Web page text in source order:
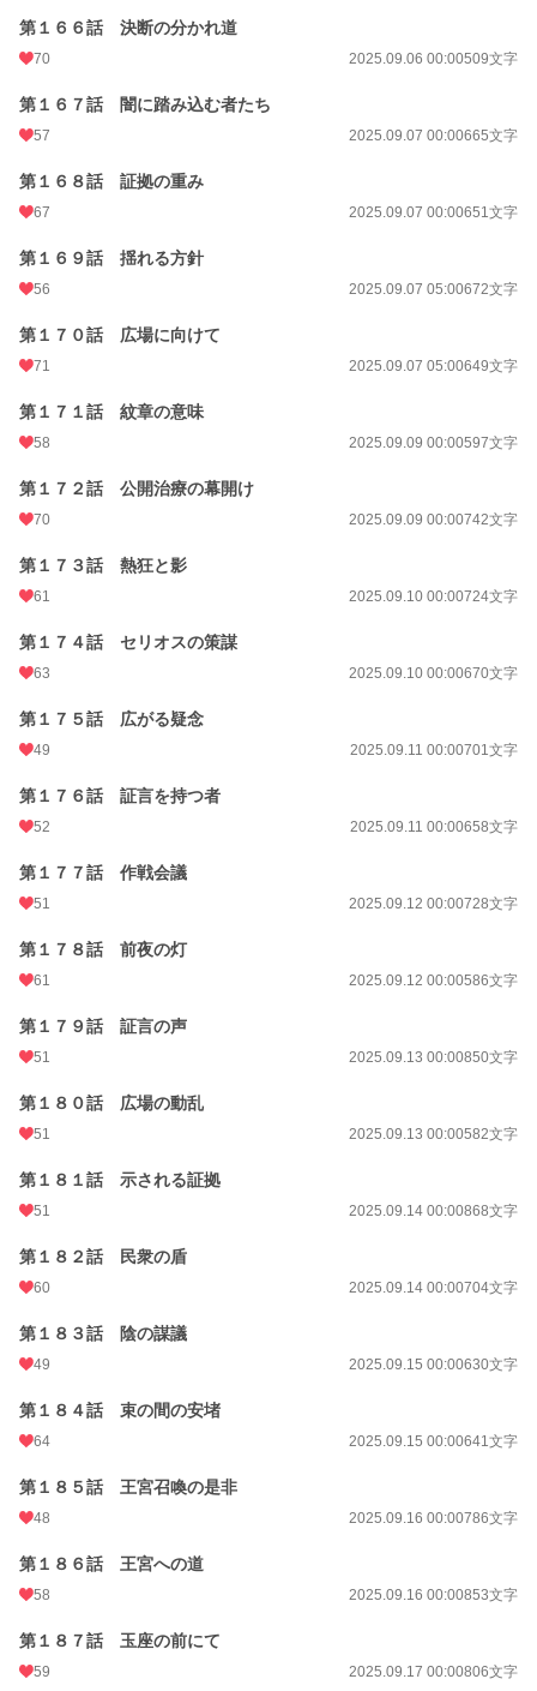
第１６６話 決断の分かれ道
70 2025.09.06 00:00509文字
第１６７話 闇に踏み込む者たち
57 2025.09.07 00:00665文字
第１６８話 証拠の重み
67 2025.09.07 00:00651文字
第１６９話 揺れる方針
56 2025.09.07 05:00672文字
第１７０話 広場に向けて
71 2025.09.07 05:00649文字
第１７１話 紋章の意味
58 2025.09.09 00:00597文字
第１７２話 公開治療の幕開け
70 2025.09.09 00:00742文字
第１７３話 熱狂と影
61 2025.09.10 00:00724文字
第１７４話 セリオスの策謀
63 2025.09.10 00:00670文字
第１７５話 広がる疑念
49 2025.09.11 00:00701文字
第１７６話 証言を持つ者
52 2025.09.11 00:00658文字
第１７７話 作戦会議
51 2025.09.12 00:00728文字
第１７８話 前夜の灯
61 2025.09.12 00:00586文字
第１７９話 証言の声
51 2025.09.13 00:00850文字
第１８０話 広場の動乱
51 2025.09.13 00:00582文字
第１８１話 示される証拠
51 2025.09.14 00:00868文字
第１８２話 民衆の盾
60 2025.09.14 00:00704文字
第１８３話 陰の謀議
49 2025.09.15 00:00630文字
第１８４話 束の間の安堵
64 2025.09.15 00:00641文字
第１８５話 王宮召喚の是非
48 2025.09.16 00:00786文字
第１８６話 王宮への道
58 2025.09.16 00:00853文字
第１８７話 玉座の前にて
59 2025.09.17 00:00806文字